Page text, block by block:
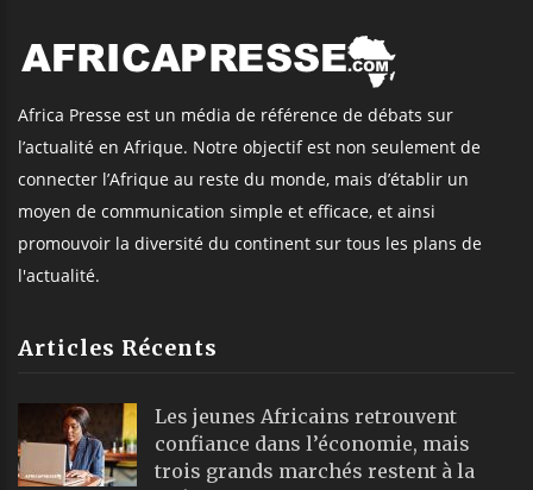
Africa Presse est un média de référence de débats sur
l’actualité en Afrique. Notre objectif est non seulement de
connecter l’Afrique au reste du monde, mais d’établir un
moyen de communication simple et efficace, et ainsi
promouvoir la diversité du continent sur tous les plans de
l'actualité.
Articles Récents
Les jeunes Africains retrouvent
confiance dans l’économie, mais
trois grands marchés restent à la